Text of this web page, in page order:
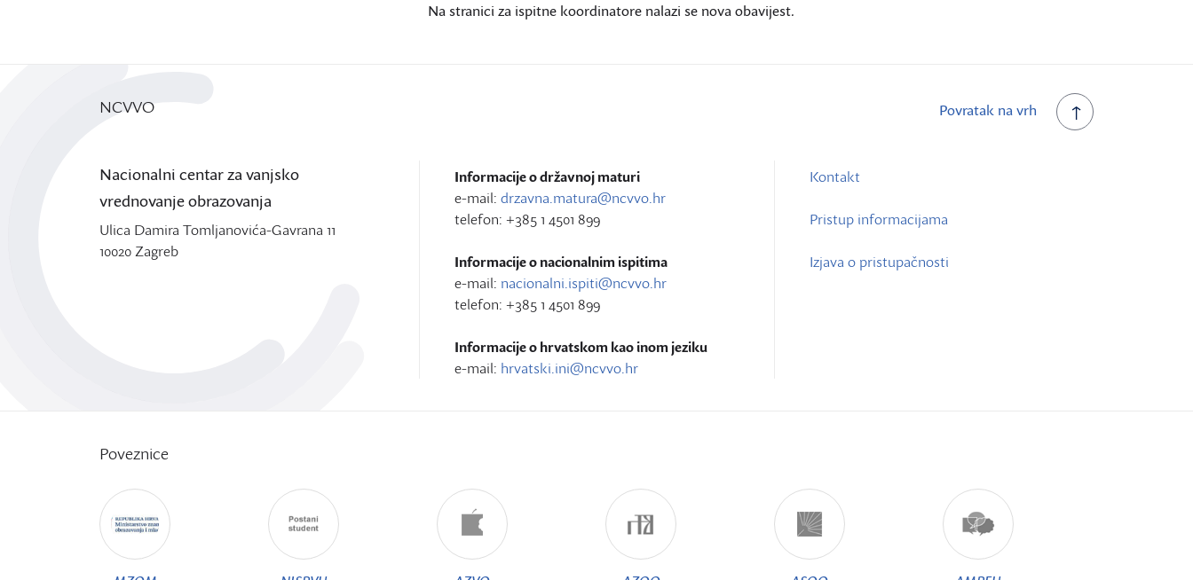
Na stranici za ispitne koordinatore nalazi se nova obavijest.
Povratak na vrh
NCVVO
Nacionalni centar za vanjsko
vrednovanje obrazovanja
Ulica Damira Tomljanovića-Gavrana 11
10020 Zagreb
Informacije o državnoj maturi
e-mail: drzavna.matura@ncvvo.hr
telefon: +385 1 4501 899
Informacije o nacionalnim ispitima
e-mail: nacionalni.ispiti@ncvvo.hr
telefon: +385 1 4501 899
Informacije o hrvatskom kao inom jeziku
e-mail: hrvatski.ini@ncvvo.hr
Kontakt
Pristup informacijama
Izjava o pristupačnosti
Poveznice